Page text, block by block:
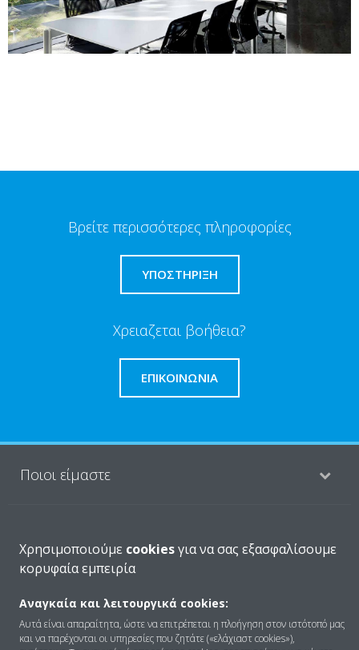
Βρείτε περισσότερες πληροφορίες
ΥΠΟΣΤΗΡΙΞΗ
Χρειαζεται βοήθεια?
ΕΠΙΚΟΙΝΩΝΊΑ
Ποιοι είμαστε
Επικοινωνία
Χρησιμοποιούμε cookiesγια να σας εξασφαλίσουμε
κορυφαία εμπειρία
Αναγκαία και λειτουργικά cookies:
Αυτά είναι απαραίτητα, ώστε να επιτρέπεται η πλοήγηση στον ιστότοπό μας
και να παρέχονται οι υπηρεσίες που ζητάτε («ελάχιαστ cookies»),